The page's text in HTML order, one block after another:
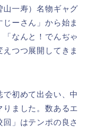
山一寿）名物ギャグ
ーさん」から始ま
「なんと！でんぢゃ
つつ展開してきま
初めて出会い、中
ました。数あるエ
」はテンポの良さ